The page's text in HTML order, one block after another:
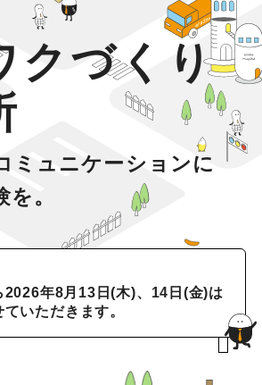
について プライバシーポリシー
クづくり
ミュニケーションに
。
2026年8月13日(木)、14日(金)は
いただきます。